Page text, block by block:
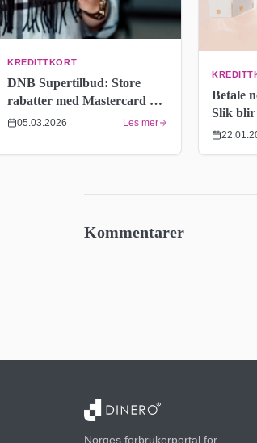
KREDITTKORT
DNB Supertilbud: Store
rabatter med Mastercard –
Full historikk 2015–2026
05.03.2026 Les mer
Betale
Slik
raskere
Kommentarer
Norges forbrukerportal for